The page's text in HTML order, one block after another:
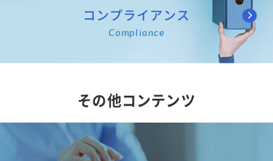
コンプライアンス
Compliance
その他コンテンツ